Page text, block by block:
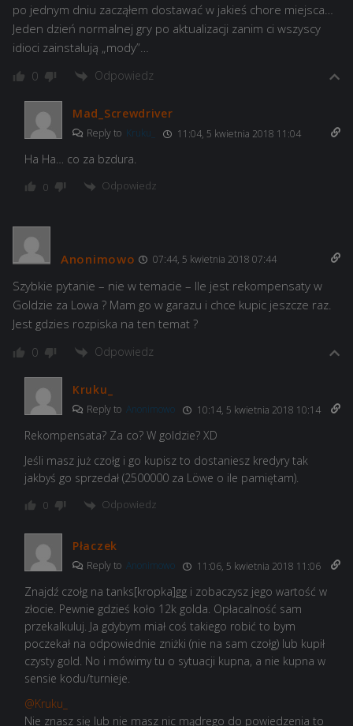
po jednym dniu zacząłem dostawać w jakieś chore miejsca…
Jeden dzień normalnej gry po aktualizacji zanim ci wszyscy
idioci zainstalują „mody”…
0 Odpowiedz
Mad_Screwdriver
Reply to Kruku_ 11:04, 5 kwietnia 2018 11:04
Ha Ha… co za bzdura.
0 Odpowiedz
Anonimowo 07:44, 5 kwietnia 2018 07:44
Szybkie pytanie – nie w temacie – Ile jest rekompensaty w
Goldzie za Lowa ? Mam go w garazu i chce kupic jeszcze raz.
Jest gdzies rozpiska na ten temat ?
0 Odpowiedz
Kruku_
Reply to Anonimowo 10:14, 5 kwietnia 2018 10:14
Rekompensata? Za co? W goldzie? XD
Jeśli masz już czołg i go kupisz to dostaniesz kredyry tak
jakbyś go sprzedał (2500000 za Löwe o ile pamiętam).
0 Odpowiedz
Płaczek
Reply to Anonimowo 11:06, 5 kwietnia 2018 11:06
Znajdź czołg na tanks[kropka]gg i zobaczysz jego wartość w
złocie. Pewnie gdzieś koło 12k golda. Opłacalność sam
przekalkuluj. Ja gdybym miał coś takiego robić to bym
poczekał na odpowiednie zniżki (nie na sam czołg) lub kupił
czysty gold. No i mówimy tu o sytuacji kupna, a nie kupna w
sensie kodu/turnieje.
@Kruku_
Nie znasz się lub nie masz nic mądrego do powiedzenia to